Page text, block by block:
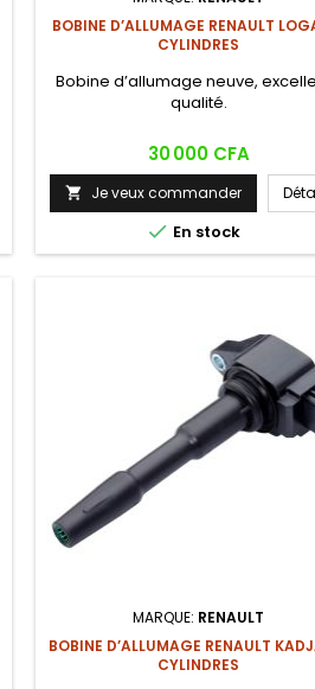
BOBINE D’ALLUMAGE RENAULT
CYLINDRES
Bobine d’allumage neuve,
qualité.
Prix
30 000 CFA
 Je veux commander
 En stock
MARQUE: RENAULT
BOBINE D’ALLUMAGE RENAULT
CYLINDRES